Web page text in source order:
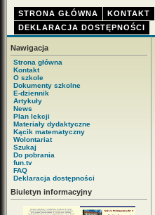
STRONA GŁÓWNA KONTAKT
DEKLARACJA DOSTĘPNOŚCI
Nawigacja
Strona główna
Kontakt
O szkole
Dokumenty szkolne
E-dziennik
Artykuły
News
Plan lekcji
Materiały dydaktyczne
Kącik matematyczny
Wolontariat
Szukaj
Do pobrania
fun.tv
FAQ
Deklaracja dostępności
Biuletyn informacyjny